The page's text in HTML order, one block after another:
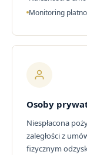
Monitoring
Osoby
Niespłacona
zaległości z
fizycznym